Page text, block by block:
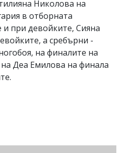
Николова на
в отборната
при девойките, Сияна
а сребърни -
на финалите на
Деа Емилова на финала